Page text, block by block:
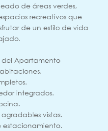
de áreas verdes,
recreativos que
de un estilo de vida
del Apartamento
integrados.
vistas.
estacionamiento.